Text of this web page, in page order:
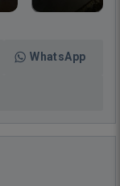
WhatsApp